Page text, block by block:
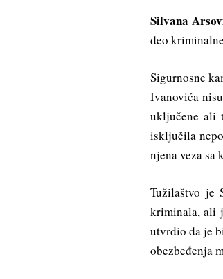
Silvana
deo
Sigurnosne
Ivanovića
uključene ali
isključila
njena veza sa
Tužilaštvo je
kriminala, ali
utvrdio da je
obezbeđenja